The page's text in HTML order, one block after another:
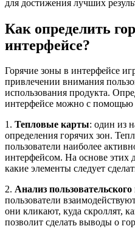
для достижения лучших
Как определить
интерфейсе?
Горячие зоны в интерфейсе
привлечении внимания
использования продукта.
интерфейсе можно с помощью
1. Тепловые карты: один из
определения горячих зон.
пользователи наиболее
интерфейсом. На основе этих
какие элементы следует
2. Анализ
пользователи
они кликают, куда скроллят,
позволит сделать выводы о